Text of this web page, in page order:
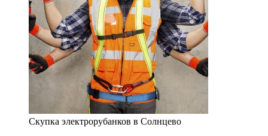
Скупка электрорубанков в Солнцево